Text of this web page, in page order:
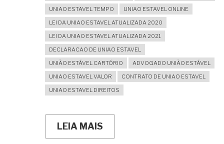
UNIAO ESTAVEL TEMPO
UNIAO ESTAVEL ONLINE
LEI DA UNIAO ESTAVEL ATUALIZADA 2020
LEI DA UNIAO ESTAVEL ATUALIZADA 2021
DECLARACAO DE UNIAO ESTAVEL
UNIÃO ESTÁVEL CARTÓRIO
ADVOGADO UNIÃO ESTÁVEL
UNIAO ESTAVEL VALOR
CONTRATO DE UNIAO ESTAVEL
UNIAO ESTAVEL DIREITOS
LEIA MAIS
VIVO